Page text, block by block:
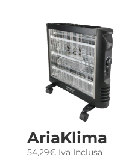
AriaKlima
54,29€ Iva Inclusa